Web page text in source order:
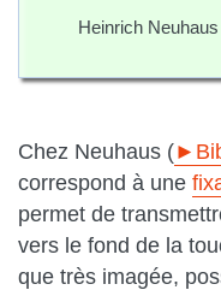
Heinrich Neuhaus
Chez Neuhaus (
correspond à une
permet de
vers le fond de la
que très imagée,